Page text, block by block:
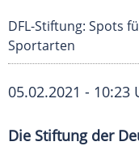
DFL-Stiftung: Spots
Sportarten
05.02.2021 - 10:23
Die Stiftung der